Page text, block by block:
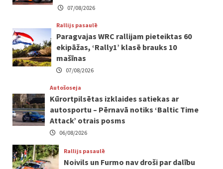
07/08/2026
Rallijs pasaulē
Paragvajas WRC rallijam pieteiktas 60
ekipāžas, ‘Rally1’ klasē brauks 10
mašīnas
07/08/2026
Autošoseja
Kūrortpilsētas izklaides satiekas ar
autosportu – Pērnavā notiks ‘Baltic Time
Attack’ otrais posms
06/08/2026
Rallijs pasaulē
Noivils un Furmo nav droši par dalību